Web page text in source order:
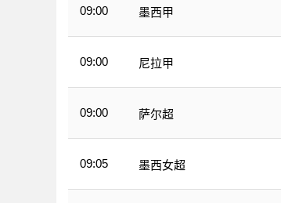
09:00 墨西甲
09:00 尼拉甲
09:00 萨尔超
09:05 墨西女超